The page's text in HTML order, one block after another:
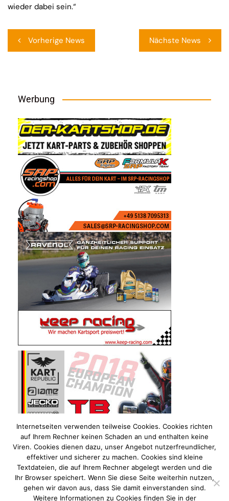
wieder dabei sein.“
Vorherige News Nächste News
Werbung
Internetseiten verwenden teilweise Cookies. Cookies richten
auf Ihrem Rechner keinen Schaden an und enthalten keine
Viren. Cookies dienen dazu, unser Angebot nutzerfreundlicher,
effektiver und sicherer zu machen. Cookies sind kleine
Textdateien, die auf Ihrem Rechner abgelegt werden und die
Ihr Browser speichert. Wenn Sie diese Seite weiterhin nutzen,
gehen wir davon aus, dass Sie damit einverstanden sind.
Weitere Informationen zu Cookies finden Sie in der